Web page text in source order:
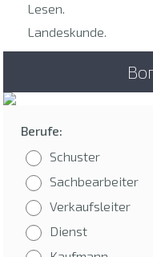
Lesen.
Landeskunde.
Berufe:
Schuster
Sachbearbeiter
Verkaufsleiter
Dienst